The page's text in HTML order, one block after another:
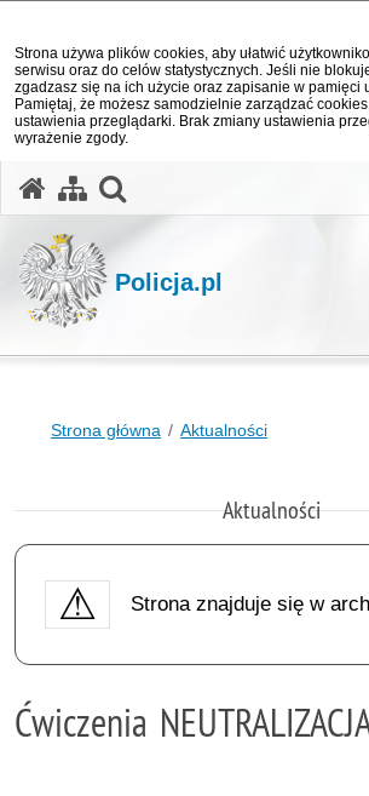
Strona używa plików cookies, aby ułatwić
serwisu oraz do celów statystycznych. Jeśli nie
zgadzasz się na ich użycie oraz zapisanie w pamięci
Pamiętaj, że możesz samodzielnie zarządzać
ustawienia przeglądarki. Brak zmiany ustawienia
wyrażenie zgody.
Policja.pl
Strona główna Aktualności
Aktualności
Strona znajduje się w
Ćwiczenia